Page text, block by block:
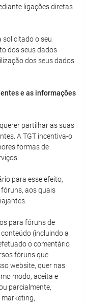
ligações diretas
solicitado o seu
dos seus dados
dos seus dados
e as informações
partilhar as suas
A TGT incentiva-o
formas de
para esse efeito,
aos quais
para fóruns de
(incluindo a
o comentário
fóruns que
website, quer nas
modo, aceita e
parcialmente,